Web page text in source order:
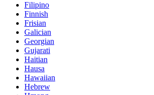
Filipino
Finnish
Frisian
Galician
Georgian
Gujarati
Haitian
Hausa
Hawaiian
Hebrew